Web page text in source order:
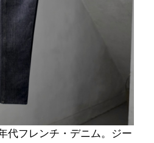
代フレンチ・デニム。ジー